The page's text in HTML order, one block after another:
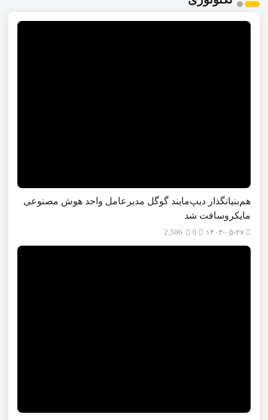
هم‌بنیانگذار دیپ‌مایند گوگل مدیرعامل واحد هوش مصنوعی
مایکروسافت شد
۱۴۰۳-۰۵-۲۷ 2,506